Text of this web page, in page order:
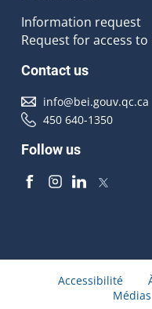
Information request
Request for access
Contact us
info@bei.gouv.qc.ca
450 640-1350
Follow us
Accessibilité
Médias